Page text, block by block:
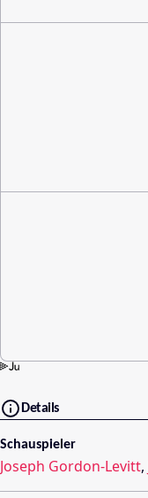
Details
Schauspieler
Joseph Gordon-Levitt,